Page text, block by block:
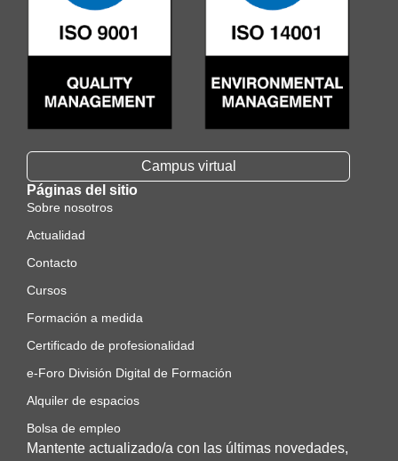
Campus virtual
Páginas del sitio
Sobre nosotros
Actualidad
Contacto
Cursos
Formación a medida
Certificado de profesionalidad
e-Foro División Digital de Formación
Alquiler de espacios
Bolsa de empleo
Mantente actualizado/a con las últimas novedades,